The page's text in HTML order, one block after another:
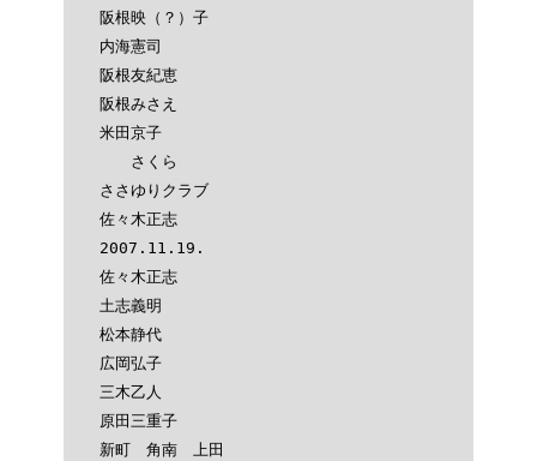
阪根映（？）子
内海憲司
阪根友紀恵
阪根みさえ
米田京子
さくら
ささゆりクラブ
佐々木正志
2007.11.19.
佐々木正志
土志義明
松本静代
広岡弘子
三木乙人
原田三重子
新町　角南　上田